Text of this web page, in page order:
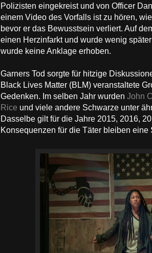
Polizisten eingekreist und von Officer
einem Video des Vorfalls ist zu hören,
bevor er das Bewusstsein verliert. Auf
einen Herzinfarkt und wurde wenig
wurde keine Anklage erhoben.
Garners Tod sorgte für hitzige
Black Lives Matter (BLM) veranstaltete
Gedenken. Im selben Jahr wurden John
Rice und viele andere Schwarze unter
Dasselbe gilt für die Jahre 2015, 2016,
Konsequenzen für die Täter bleiben eine